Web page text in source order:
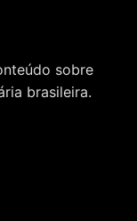
sobre
brasileira.